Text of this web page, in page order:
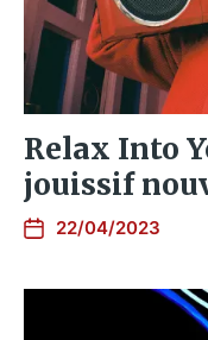
Relax Into
jouissif
22/04/2023